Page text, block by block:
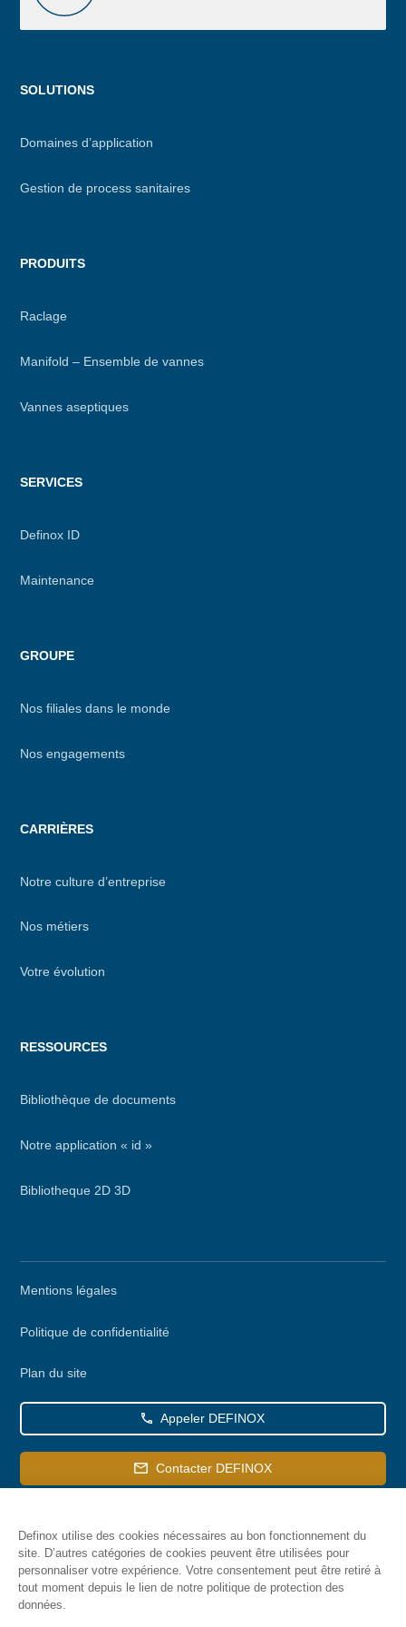
Menu
SOLUTIONS
Domaines d’application
Gestion de process sanitaires
PRODUITS
Raclage
Manifold – Ensemble de vannes
Vannes aseptiques
SERVICES
Definox ID
Maintenance
GROUPE
Nos filiales dans le monde
Nos engagements
CARRIÈRES
Notre culture d’entreprise
Nos métiers
Votre évolution
RESSOURCES
Bibliothèque de documents
Notre application « id »
Bibliotheque 2D 3D
Mentions légales
Politique de confidentialité
Plan du site
Appeler DEFINOX
Contacter DEFINOX
Definox utilise des cookies nécessaires au bon fonctionnement du
site. D’autres catégories de cookies peuvent être utilisées pour
personnaliser votre expérience. Votre consentement peut être retiré à
tout moment depuis le lien de notre politique de protection des
données.